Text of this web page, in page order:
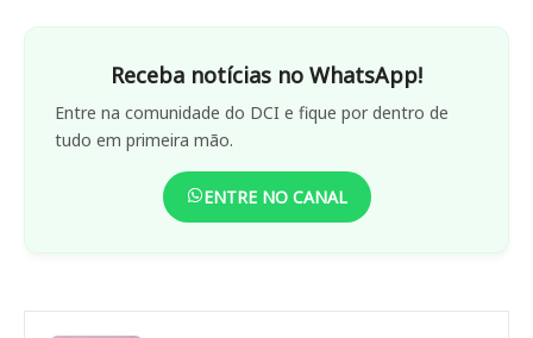
Receba notícias no WhatsApp!
Entre na comunidade do DCI e fique por dentro de
tudo em primeira mão.
ENTRE NO CANAL